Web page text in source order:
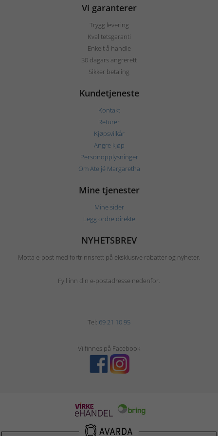
Vi garanterer
Trygg levering
Kvalitetsgaranti
Enkelt å handle
30 dagars angrerett
Sikker betaling
Kundetjeneste
Kontakt
Returer
Kjøpsvilkår
Angre kjøp
Personopplysninger
Om Ateljé Margaretha
Mine tjenester
Mine sider
Legg ordre direkte
NYHETSBREV
Motta e-post med fortrinnsrett på eksklusive rabatter og nyheter.
Fyll inn din e-postadresse nedenfor.
Tel: 69 21 10 95
Vi finnes på Facebook